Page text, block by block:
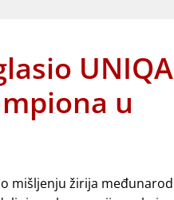
UNIQA
u
mišljenju žirija